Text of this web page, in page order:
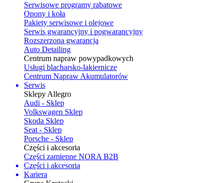
Serwisowe programy rabatowe
Opony i koła
Pakiety serwisowe i olejowe
Serwis gwarancyjny i pogwarancyjny
Rozszerzona gwarancja
Auto Detailing
Centrum napraw powypadkowych
Usługi blacharsko-lakiernicze
Centrum Napraw Akumulatorów
Serwis
Sklepy Allegro
Audi - Sklep
Volkswagen Sklep
Skoda Sklep
Seat - Sklep
Porsche - Sklep
Części i akcesoria
Części zamienne NORA B2B
Części i akcesoria
Kariera